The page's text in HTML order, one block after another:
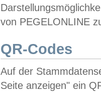
von PEGELONLINE
QR-Codes
Auf der
Seite anzeigen" ein